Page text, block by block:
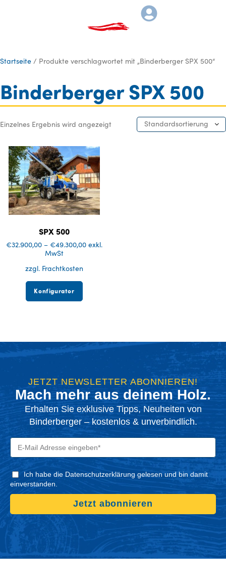
Startseite / Produkte verschlagwortet mit „Binderberger SPX 500“
Binderberger SPX 500
Einzelnes Ergebnis wird angezeigt Standardsortierung
SPX 500
€32.900,00 –€49.300,00 exkl.
MwSt
zzgl. Frachtkosten
Konfigurator
JETZT NEWSLETTER ABONNIEREN!
Mach mehr aus deinem Holz.
Erhalten Sie exklusive Tipps, Neuheiten von
Binderberger – kostenlos & unverbindlich.
Ich habe die Datenschutzerklärung gelesen und bin damit
einverstanden.
Jetzt abonnieren